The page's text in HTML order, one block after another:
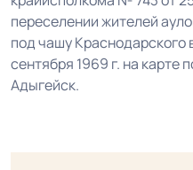
переселении жителей
под чашу Краснодарского
сентября 1969 г. на карте
Адыгейск.